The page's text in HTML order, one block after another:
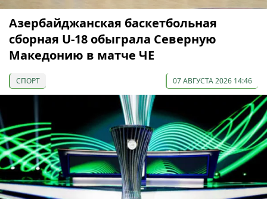
Азербайджанская баскетбольная
сборная U-18 обыграла Северную
Македонию в матче ЧЕ
СПОРТ 07 АВГУСТА 2026 14:46